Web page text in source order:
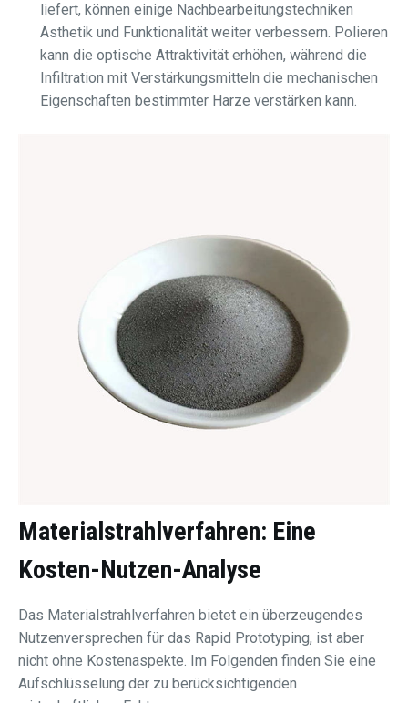
liefert, können einige Nachbearbeitungstechniken
Ästhetik und Funktionalität weiter verbessern. Polieren
kann die optische Attraktivität erhöhen, während die
Infiltration mit Verstärkungsmitteln die mechanischen
Eigenschaften bestimmter Harze verstärken kann.
Materialstrahlverfahren: Eine
Kosten-Nutzen-Analyse
Das Materialstrahlverfahren bietet ein überzeugendes
Nutzenversprechen für das Rapid Prototyping, ist aber
nicht ohne Kostenaspekte. Im Folgenden finden Sie eine
Aufschlüsselung der zu berücksichtigenden